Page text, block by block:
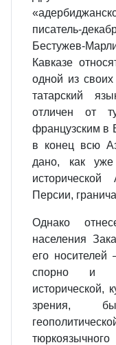
писатель-
Бестужев-
Кавказе
одной из
татарский
отличен от
французским в
в конец всю
дано, как
исторической
Персии,
Однако
населения
его носителей
спорно и
исторической,
зрения,